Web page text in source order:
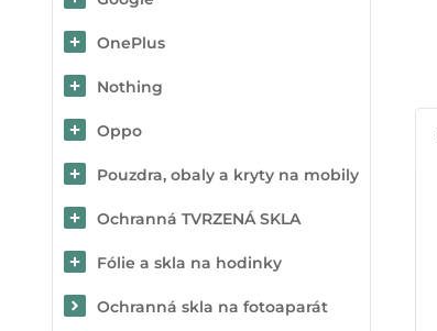
OnePlus
Nothing
Oppo
Pouzdra, obaly a kryty na mobily
Ochranná TVRZENÁ SKLA
Fólie a skla na hodinky
Ochranná skla na fotoaparát